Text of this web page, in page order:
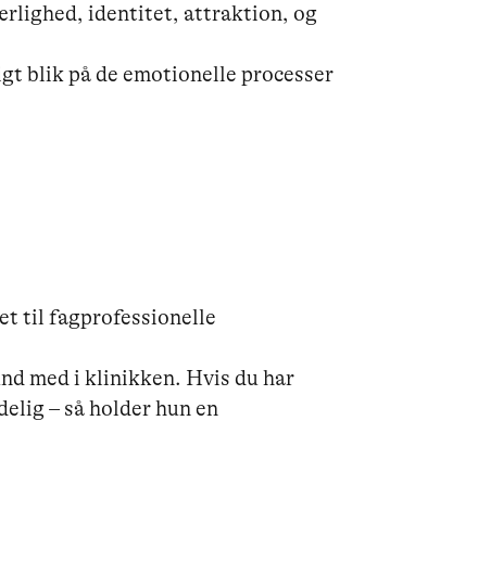
identitet, attraktion, og
blik på de emotionelle processer
til fagprofessionelle
med i klinikken. Hvis du har
– så holder hun en